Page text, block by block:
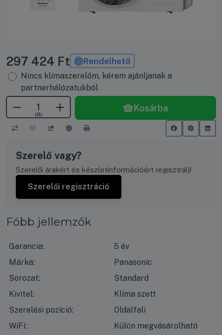
297 424 Ft Rendelhető
Nincs klímaszerelőm, kérem ajánljanak a
partnerhálózatukból
db
Kosárba
Szerelő vagy?
Szerelői árakért és készletinformációért regisztrálj!
Szerelői regisztráció
Főbb jellemzők
Garancia:
5 év
Márka:
Panasonic
Sorozat:
Standard
Kivitel:
Klíma szett
Szerelési pozíció:
Oldalfali
WiFi:
Külön megvásárolható